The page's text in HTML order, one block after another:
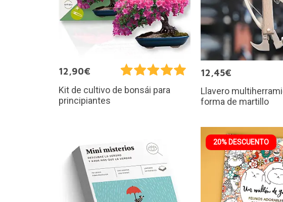
12,90€
Kit de cultivo de bonsái para
principiantes
12,45€
Llavero
forma de martillo
20% DESCUENTO